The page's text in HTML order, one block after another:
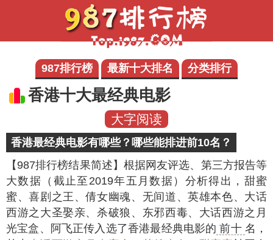
987排行榜 最新十大排名 分类排行
香港十大最经典电影
大字阅读
香港最经典电影有哪些？哪些能排进前10名？
【987排行榜结果简述】 根据网友评选、第三方报告等
大数据（截止至2019年五月数据）分析得出，甜蜜
蜜、喜剧之王、倩女幽魂、无间道、英雄本色、大话
西游之大圣娶亲、杀破狼、东邪西毒、大话西游之月
光宝盒、阿飞正传入选了香港最经典电影的 前十 名，